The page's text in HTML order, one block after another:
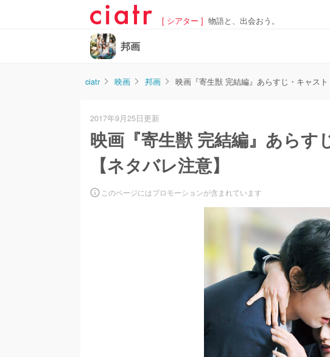
[ シアター ] 物語と、出会おう。
邦画
ciatr 映画 邦画 映画『寄生獣 完結編』あらすじ・キャスト
2017年9月25日更新
映画『寄生獣 完結編』あらす
【ネタバレ注意】
このページにはプロモーションが含まれています